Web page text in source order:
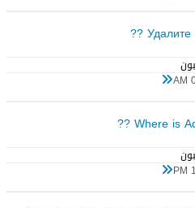
Удалите
Where is